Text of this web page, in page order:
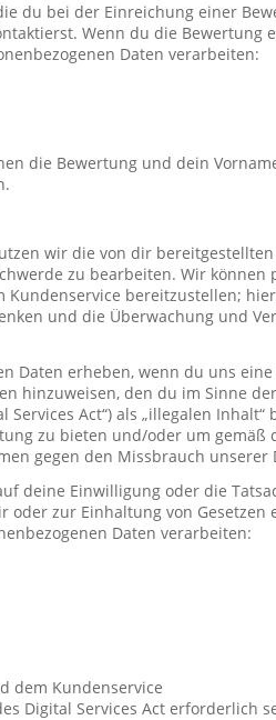
du bei der Einreichung einer
Wenn du die Bewertung
Daten verarbeiten:
die Bewertung und dein
wir die von dir
zu bearbeiten. Wir können
Kundenservice bereitzustellen;
und die Überwachung und
Daten erheben, wenn du uns
hinzuweisen, den du im Sinne
Services Act“) als „illegalen
zu bieten und/oder um gemäß
gegen den Missbrauch unserer
deine Einwilligung oder die
zur Einhaltung von Gesetzen
Daten verarbeiten:
dem Kundenservice
Digital Services Act erforderlich